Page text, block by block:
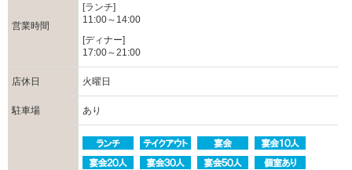
営業時間
[ランチ]
11:00～14:00
[ディナー]
17:00～21:00
店休日 火曜日
駐車場 あり